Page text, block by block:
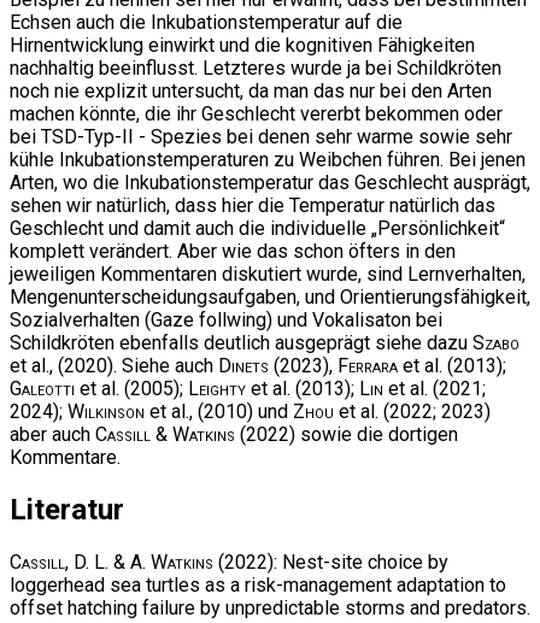
Echsen auch die Inkubationstemperatur auf die
Hirnentwicklung einwirkt und die kognitiven Fähigkeiten
nachhaltig beeinflusst. Letzteres wurde ja bei Schildkröten
noch nie explizit untersucht, da man das nur bei den Arten
machen könnte, die ihr Geschlecht vererbt bekommen oder
bei TSD-Typ-II - Spezies bei denen sehr warme sowie sehr
kühle Inkubationstemperaturen zu Weibchen führen. Bei jenen
Arten, wo die Inkubationstemperatur das Geschlecht ausprägt,
sehen wir natürlich, dass hier die Temperatur natürlich das
Geschlecht und damit auch die individuelle „Persönlichkeit“
komplett verändert. Aber wie das schon öfters in den
jeweiligen Kommentaren diskutiert wurde, sind Lernverhalten,
Mengenunterscheidungsaufgaben, und Orientierungsfähigkeit,
Sozialverhalten (Gaze follwing) und Vokalisaton bei
Schildkröten ebenfalls deutlich ausgeprägt siehe dazu Szabo
et al., (2020). Siehe auch Dinets (2023), Ferrara et al. (2013);
Galeotti et al. (2005); Leighty et al. (2013); Lin et al. (2021;
2024); Wilkinson et al., (2010) und Zhou et al. (2022; 2023)
aber auch Cassill & Watkins (2022) sowie die dortigen
Kommentare.
Literatur
Cassill, D. L. & A. Watkins (2022): Nest-site choice by
loggerhead sea turtles as a risk-management adaptation to
offset hatching failure by unpredictable storms and predators.